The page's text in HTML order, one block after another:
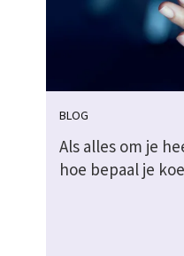
BLOG
Als alles om je
hoe bepaal je